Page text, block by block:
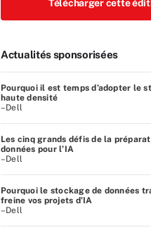
Télécharger cette
Actualités sponsorisées
Pourquoi il est temps d’adopter le
haute densité
–Dell
Les cinq grands défis de la
données pour l’IA
–Dell
Pourquoi le stockage de données
freine vos projets d’IA
–Dell